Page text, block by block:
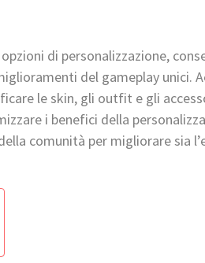
di personalizzazione,
del gameplay unici.
le skin, gli outfit e gli
i benefici della
comunità per migliorare sia